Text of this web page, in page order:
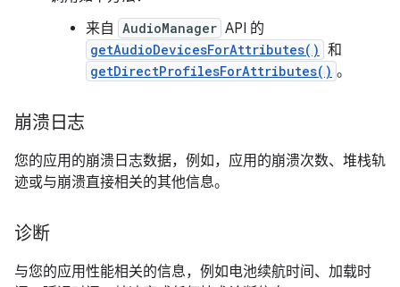
来自 AudioManager API 的
getAudioDevicesForAttributes() 和
getDirectProfilesForAttributes() 。
崩溃日志
您的应用的崩溃日志数据，例如，应用的崩溃次数、堆栈轨
迹或与崩溃直接相关的其他信息。
诊断
与您的应用性能相关的信息，例如电池续航时间、加载时